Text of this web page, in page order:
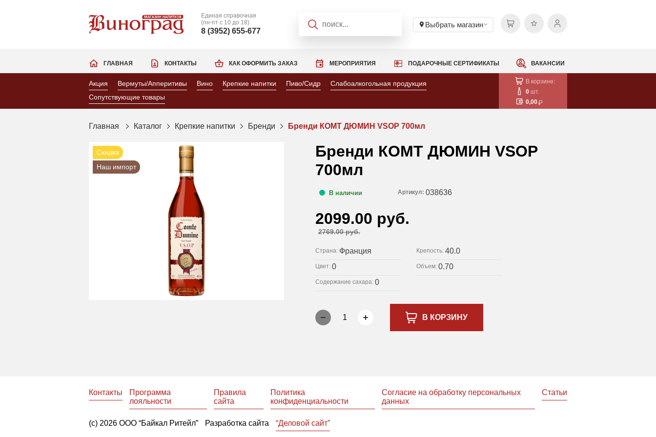
Единая справочная
(пн-пт с 10 до 18)
8 (3952) 655-677
Выбрать магазин
КАК ОФОРМИТЬ ЗАКАЗ МЕРОПРИЯТИЯ ПОДАРОЧНЫЕ СЕРТИФИКАТЫ ВАКАНСИИ
ГЛАВНАЯ КОНТАКТЫ
Акция Вермуты/Апперитивы Вино Крепкие напитки Пиво/Сидр
Слабоалкогольная продукция
Сопутствующие товары
В корзине:
0 шт.
0,00
Главная Каталог Крепкие напитки Бренди Бренди КОМТ ДЮМИН VSOP 700мл
Скидка
Наш импорт
Бренди КОМТ ДЮМИН VSOP
700мл
В наличии Артикул: 038636
2099.00 руб.
2769.00 руб.
Страна: Франция Крепость: 40.0
Цвет: 0 Объем: 0.70
Содержание сахара: 0
1 В КОРЗИНУ
Контакты
Программа
лояльности
Правила
сайта
Политика
конфиденциальности
Согласие на обработку персональных
данных
Статьи
(с) 2026 ООО “Байкал Ритейл” Разработка сайта “Деловой сайт”